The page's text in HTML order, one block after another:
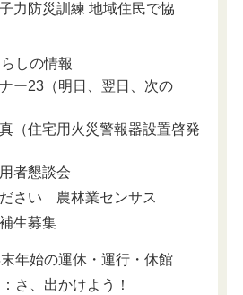
力防災訓練 地域住民で協
しの情報
ー23（明日、翌日、次の
（住宅用火災警報器設置啓発
者懇談会
さい 農林業センサス
生募集
年始の運休・運行・休館
さ、出かけよう！